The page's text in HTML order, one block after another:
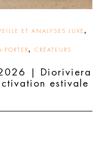
ET ANALYSES LUXE ,
, CRÉATEURS
| Dioriviera
estivale